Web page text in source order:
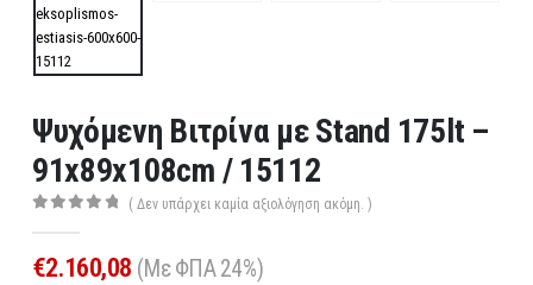
Ψυχόμενη Βιτρίνα με Stand 175lt –
91x89x108cm / 15112
( Δεν υπάρχει καμία αξιολόγηση ακόμη. )
€2.160,08 (Με ΦΠΑ 24%)